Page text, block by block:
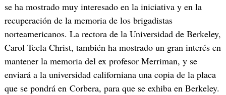
se ha mostrado muy interesado en la iniciativa y en la
recuperación de la memoria de los brigadistas
norteamericanos. La rectora de la Universidad de Berkeley,
Carol Tecla Christ, también ha mostrado un gran interés en
mantener la memoria del ex profesor Merriman, y se
enviará a la universidad californiana una copia de la placa
que se pondrá en Corbera, para que se exhiba en Berkeley.